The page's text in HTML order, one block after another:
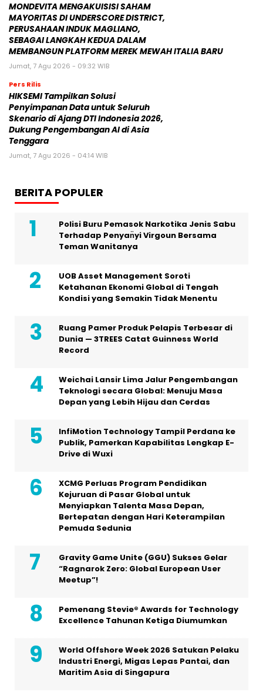
MONDEVITA MENGAKUISISI SAHAM
MAYORITAS DI UNDERSCORE DISTRICT,
PERUSAHAAN INDUK MAGLIANO,
SEBAGAI LANGKAH KEDUA DALAM
MEMBANGUN PLATFORM MEREK MEWAH ITALIA BARU
Jumat, 7 Agu 2026 - 09:32 WIB
Pers Rilis
HIKSEMI Tampilkan Solusi
Penyimpanan Data untuk Seluruh
Skenario di Ajang DTI Indonesia 2026,
Dukung Pengembangan AI di Asia
Tenggara
Jumat, 7 Agu 2026 - 04:14 WIB
BERITA POPULER
Polisi Buru Pemasok Narkotika Jenis Sabu
Terhadap Penyan̈yi Virgoun Bersama
Teman Wanitanya
UOB Asset Management Soroti
Ketahanan Ekonomi Global di Tengah
Kondisi yang Semakin Tidak Menentu
Ruang Pamer Produk Pelapis Terbesar di
Dunia — 3TREES Catat Guinness World
Record
Weichai Lansir Lima Jalur Pengembangan
Teknologi secara Global: Menuju Masa
Depan yang Lebih Hijau dan Cerdas
InfiMotion Technology Tampil Perdana ke
Publik, Pamerkan Kapabilitas Lengkap E-
Drive di Wuxi
XCMG Perluas Program Pendidikan
Kejuruan di Pasar Global untuk
Menyiapkan Talenta Masa Depan,
Bertepatan dengan Hari Keterampilan
Pemuda Sedunia
Gravity Game Unite (GGU) Sukses Gelar
“Ragnarok Zero: Global European User
Meetup”!
Pemenang Stevie® Awards for Technology
Excellence Tahunan Ketiga Diumumkan
World Offshore Week 2026 Satukan Pelaku
Industri Energi, Migas Lepas Pantai, dan
Maritim Asia di Singapura